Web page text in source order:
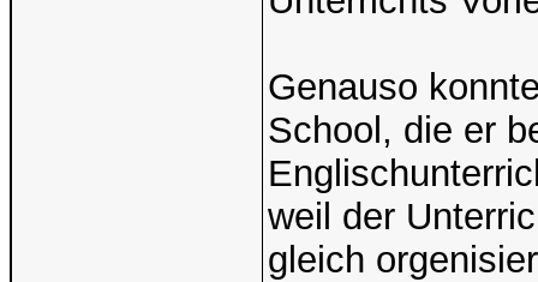
Genauso
School, die er
weil der
gleich